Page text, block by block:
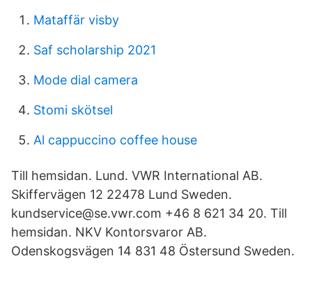
Mataffär visby
Saf scholarship 2021
Mode dial camera
Stomi skötsel
Al cappuccino coffee house
Till hemsidan. Lund. VWR International AB.
Skiffervägen 12 22478 Lund Sweden.
kundservice@se.vwr.com +46 8 621 34 20. Till
hemsidan. NKV Kontorsvaror AB.
Odenskogsvägen 14 831 48 Östersund Sweden.